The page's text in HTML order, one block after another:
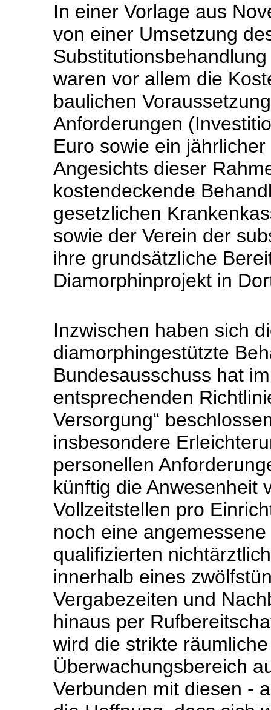
In einer Vorlage aus
von einer Umsetzung
waren vor allem die
baulichen
Anforderungen
Euro sowie ein
Angesichts dieser
kostendeckende
gesetzlichen
sowie der Verein der
ihre grundsätzliche
Diamorphinprojekt in
Inzwischen haben sich
diamorphingestützte
Bundesausschuss hat
entsprechenden
Versorgung“
insbesondere
personellen
künftig die Anwesenheit
Vollzeitstellen pro
noch eine angemessene
qualifizierten
innerhalb eines
Vergabezeiten und
hinaus per
wird die strikte
Überwachungsbereich
Verbunden mit diesen -